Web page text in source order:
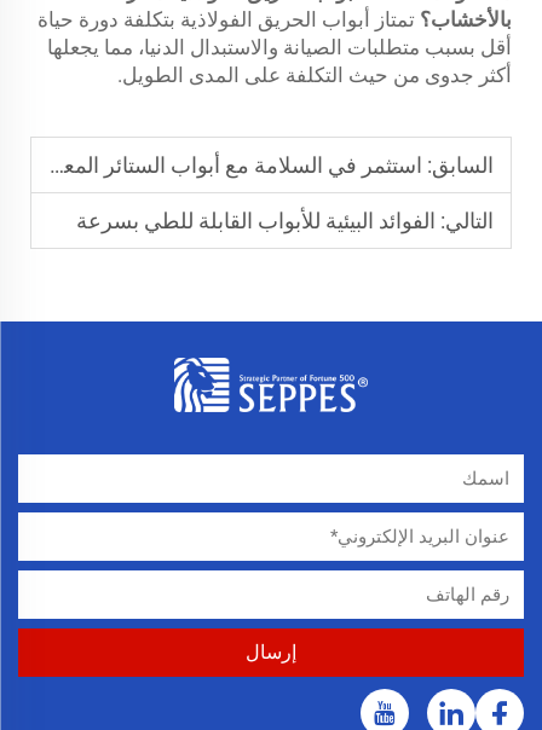
بالأخشاب؟ تمتاز أبواب الحريق الفولاذية بتكلفة دورة حياة
أقل بسبب متطلبات الصيانة والاستبدال الدنيا، مما يجعلها
أكثر جدوى من حيث التكلفة على المدى الطويل.
السابق: استثمر في السلامة مع أبواب الستائر المعدنية
التالي: الفوائد البيئية للأبواب القابلة للطي بسرعة